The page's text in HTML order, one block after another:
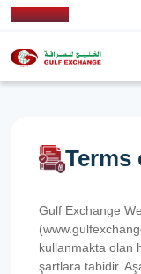
Terms
Gulf Exchange
kullanmakta olan
şartlara tabidir.